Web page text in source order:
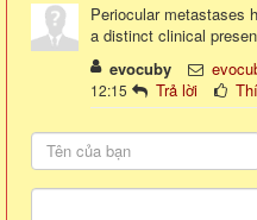
Periocular metastases
a distinct clinical
evocuby
12:15
Trả lời